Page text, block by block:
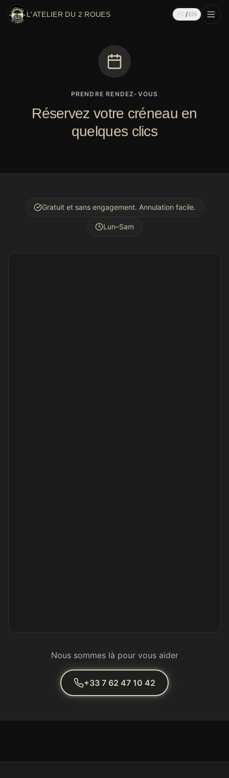
L'ATELIER DU 2 ROUES FR / EN
PRENDRE RENDEZ-VOUS
Réservez votre créneau en
quelques clics
Gratuit et sans engagement. Annulation facile.
Lun–Sam
Nous sommes là pour vous aider
+33 7 62 47 10 42